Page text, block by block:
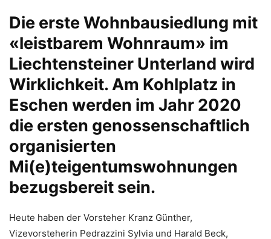
Die erste Wohnbausiedlung mit
«leistbarem Wohnraum» im
Liechtensteiner Unterland wird
Wirklichkeit. Am Kohlplatz in
Eschen werden im Jahr 2020
die ersten genossenschaftlich
organisierten
Mi(e)teigentumswohnungen
bezugsbereit sein.
Heute haben der Vorsteher Kranz Günther,
Vizevorsteherin Pedrazzini Sylvia und Harald Beck,